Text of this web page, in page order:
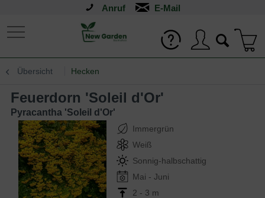
Anruf
Übersicht Hecken
Feuerdorn 'Soleil d'Or'
Pyracantha 'Soleil d'Or'
Immergrün
Weiß
Sonnig-halbschattig
Mai - Juni
2 - 3 m